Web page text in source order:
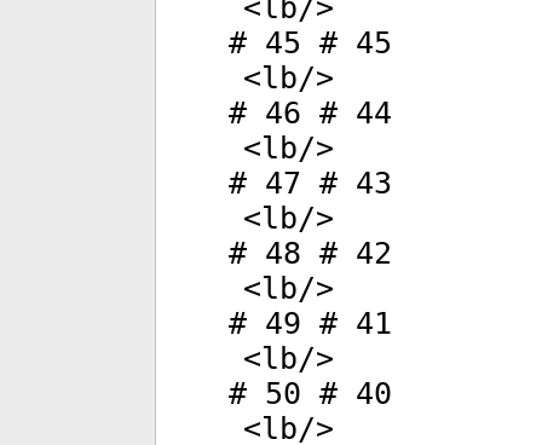
<lb/>
# 45 # 45
<lb/>
# 46 # 44
<lb/>
# 47 # 43
<lb/>
# 48 # 42
<lb/>
# 49 # 41
<lb/>
# 50 # 40
<lb/>